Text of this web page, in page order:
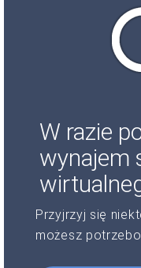
W razie
wynajem
Przyjrzyj się
możesz